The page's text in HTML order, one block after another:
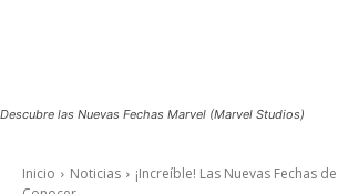
Descubre las Nuevas Fechas Marvel (Marvel Studios)
Inicio Noticias
¡Increíble! Las Nuevas Fechas